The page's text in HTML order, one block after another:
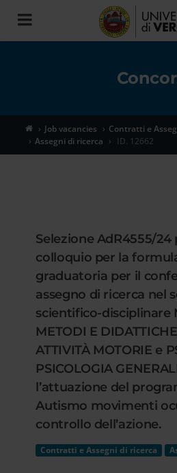
Toggle
navigation
Job vacancies
Contratti e
Assegni di ricerca
ID. 12662
Selezione AdR4555/
colloquio per la
graduatoria per il
assegno di ricerca nel
scientifico-disciplinare
METODI E
ATTIVITÀ MOTORIE e
PSICOLOGIA
l’attuazione del
Autismo movimenti
controllo dell’azione.
Contratti e Assegni di ricerca